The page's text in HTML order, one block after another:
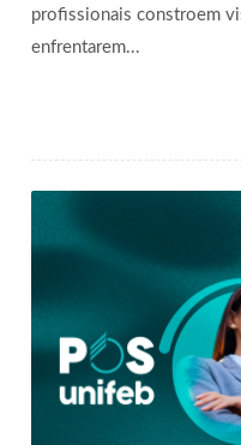
profissionais constroem
enfrentarem...